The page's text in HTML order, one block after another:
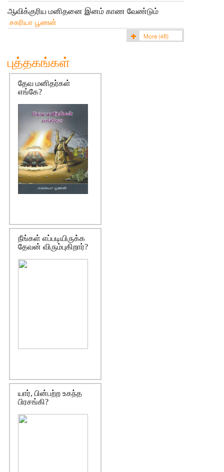
ஆவிக்குரிய மனிதனை இனம் காண வேண்டும்
சகரியா பூணன்
More (46)
புத்தகங்கள்
தேவ மனிதர்கள்
எங்கே?
நீங்கள் எப்படியிருக்க
தேவன் விரும்புகிறார்?
யார், பின்பற்ற உகந்த
பிரசங்கி?